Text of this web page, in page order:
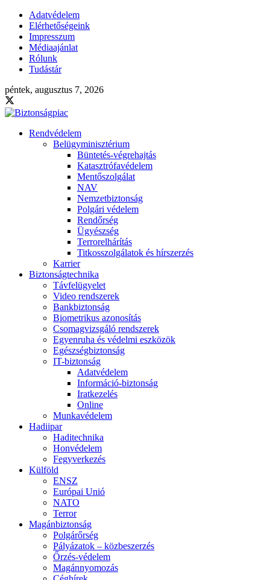
Adatvédelem
Elérhetőségeink
Impresszum
Médiaajánlat
Rólunk
Tudástár
péntek, augusztus 7, 2026
Rendvédelem
Belügyminisztérium
Büntetés-végrehajtás
Katasztrófavédelem
Mentőszolgálat
NAV
Nemzetbiztonság
Polgári védelem
Rendőrség
Ügyészség
Terrorelhárítás
Titkosszolgálatok és hírszerzés
Karrier
Biztonságtechnika
Távfelügyelet
Video rendszerek
Bankbiztonság
Biometrikus azonosítás
Csomagvizsgáló rendszerek
Egyenruha és védelmi eszközök
Egészségbiztonság
IT-biztonság
Adatvédelem
Információ-biztonság
Iratkezelés
Online
Munkavédelem
Hadiipar
Haditechnika
Honvédelem
Fegyverkezés
Külföld
ENSZ
Európai Unió
NATO
Terror
Magánbiztonság
Polgárőrség
Pályázatok – közbeszerzés
Őrzés-védelem
Magánnyomozás